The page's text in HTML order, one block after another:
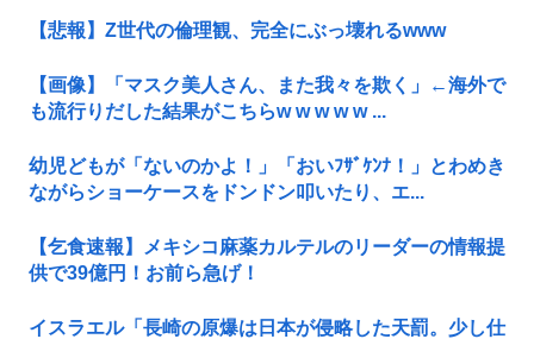
【悲報】Z世代の倫理観、完全にぶっ壊れるwww
【画像】「マスク美人さん、また我々を欺く」←海外で
も流行りだした結果がこちらw w w w w ...
幼児どもが「ないのかよ！」「おいﾌｻﾞｹﾝﾅ！」とわめき
ながらショーケースをドンドン叩いたり、エ...
【乞食速報】メキシコ麻薬カルテルのリーダーの情報提
供で39億円！お前ら急げ！
イスラエル「長崎の原爆は日本が侵略した天罰。少し仕